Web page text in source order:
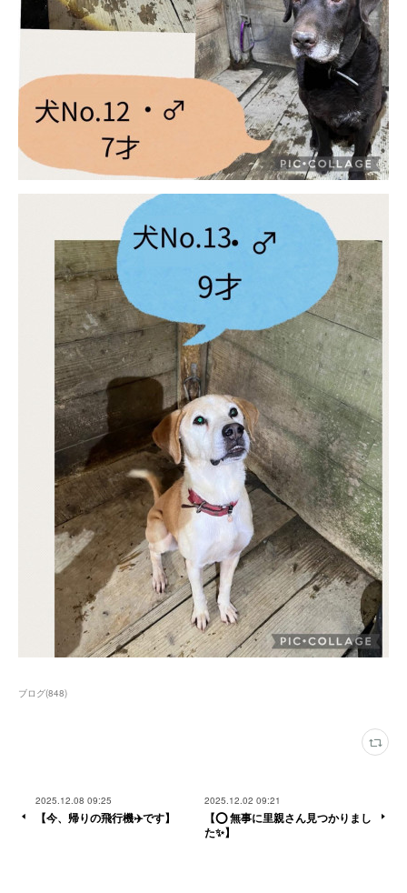
ブログ(848)
2025.12.08 09:25
【今、帰りの飛行機✈️です】
2025.12.02 09:21
【⭕️ 無事に里親さん見つかりまし
た✨】